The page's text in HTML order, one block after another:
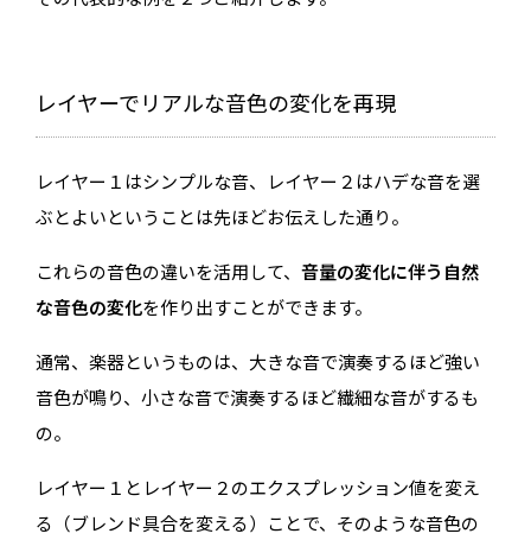
レイヤーでリアルな音色の変化を再現
レイヤー１はシンプルな音、レイヤー２はハデな音を選
ぶとよいということは先ほどお伝えした通り。
これらの音色の違いを活用して、音量の変化に伴う自然
な音色の変化を作り出すことができます。
通常、楽器というものは、大きな音で演奏するほど強い
音色が鳴り、小さな音で演奏するほど繊細な音がするも
の。
レイヤー１とレイヤー２のエクスプレッション値を変え
る（ブレンド具合を変える）ことで、そのような音色の